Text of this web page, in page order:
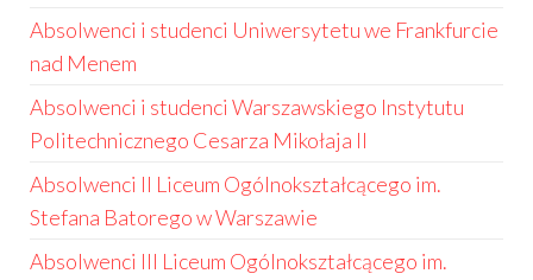
Absolwenci i studenci Uniwersytetu we Frankfurcie
nad Menem
Absolwenci i studenci Warszawskiego Instytutu
Politechnicznego Cesarza Mikołaja II
Absolwenci II Liceum Ogólnokształcącego im.
Stefana Batorego w Warszawie
Absolwenci III Liceum Ogólnokształcącego im.